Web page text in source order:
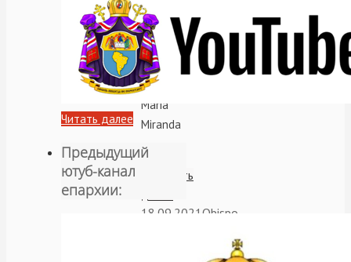
Выставку
посетили
директор
госпиталя
Jose
Maria
Miranda
…
Читать
18.09.2021 Obispo
Читать далее
Предыдущий
ютуб-канал
епархии: